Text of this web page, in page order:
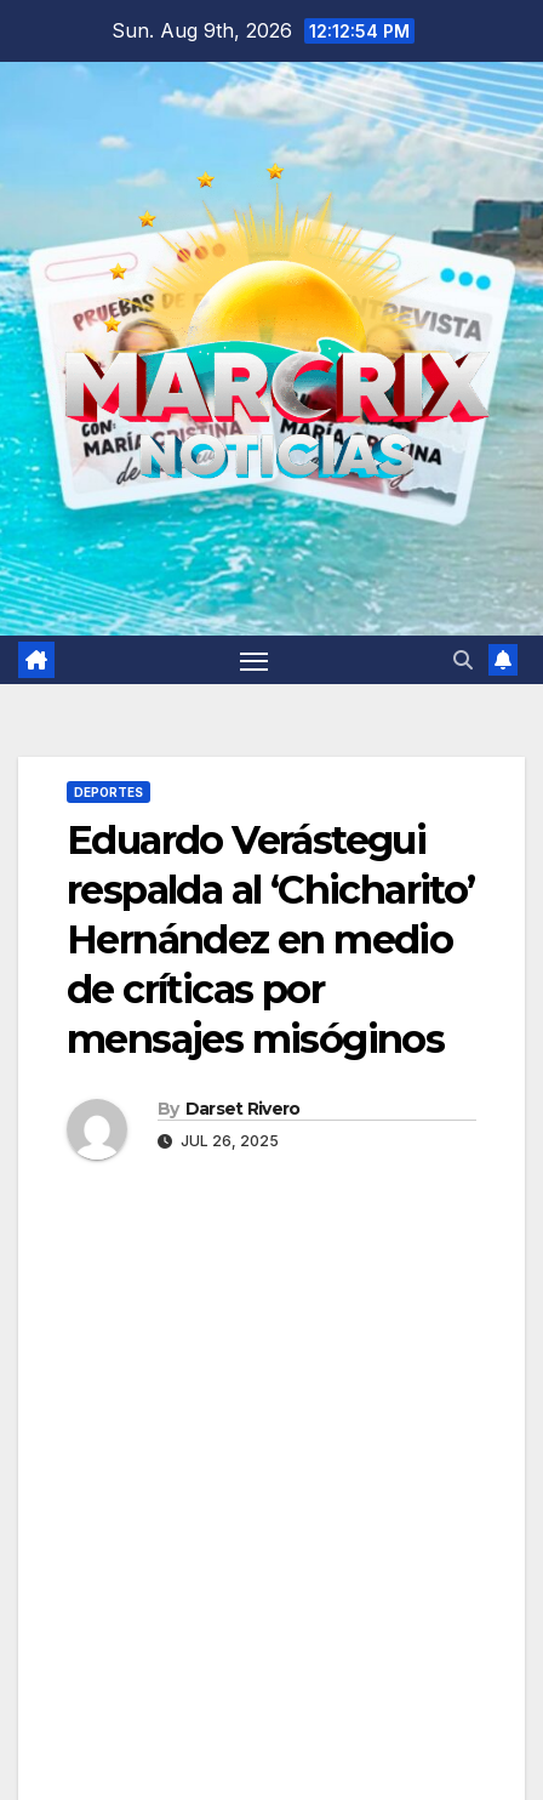
Sun. Aug 9th, 2026 12:12:55 PM
DEPORTES
Eduardo Verástegui
respalda al ‘Chicharito’
Hernández en medio
de críticas por
mensajes misóginos
By Darset Rivero
JUL 26, 2025